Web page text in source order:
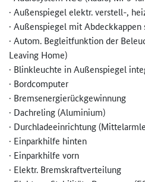
· Außenspiegel elektr. verstell-,
· Außenspiegel mit Abdeckkappen
· Autom. Begleitfunktion der
Leaving Home)
· Blinkleuchte in Außenspiegel
· Bordcomputer
· Bremsenergierückgewinnung
· Dachreling (Aluminium)
· Durchladeeinrichtung
· Einparkhilfe hinten
· Einparkhilfe vorn
· Elektr. Bremskraftverteilung